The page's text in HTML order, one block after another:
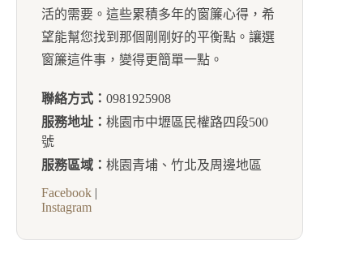
活的需要。這些累積多年的窗簾心得，希
望能幫您找到那個剛剛好的平衡點。讓選
窗簾這件事，變得更簡單一點。
聯絡方式： 0981925908
服務地址： 桃園市中壢區民權路四段500
號
服務區域： 桃園青埔、竹北及周邊地區
Facebook |
Instagram